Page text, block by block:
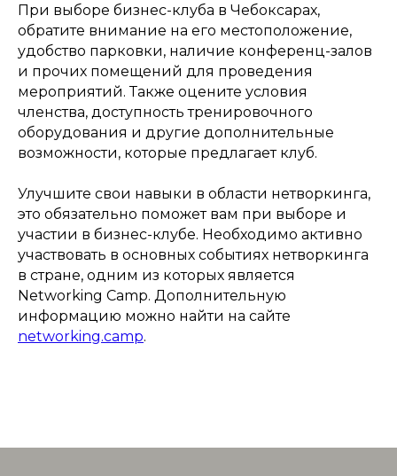
При выборе бизнес-клуба в Чебоксарах,
обратите внимание на его местоположение,
удобство парковки, наличие конференц-залов
и прочих помещений для проведения
мероприятий. Также оцените условия
членства, доступность тренировочного
оборудования и другие дополнительные
возможности, которые предлагает клуб.
Улучшите свои навыки в области нетворкинга,
это обязательно поможет вам при выборе и
участии в бизнес-клубе. Необходимо активно
участвовать в основных событиях нетворкинга
в стране, одним из которых является
Networking Camp. Дополнительную
информацию можно найти на сайте
networking.camp.